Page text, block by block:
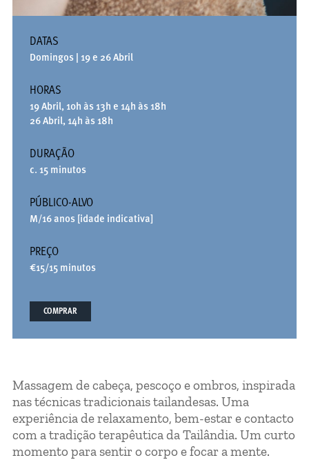
DATAS
Domingos | 19 e 26 Abril
HORAS
19 Abril, 10h às 13h e 14h às 18h
26 Abril, 14h às 18h
DURAÇÃO
c. 15 minutos
PÚBLICO-ALVO
M/16 anos [idade indicativa]
PREÇO
€15/15 minutos
COMPRAR
Massagem de cabeça, pescoço e ombros, inspirada
nas técnicas tradicionais tailandesas. Uma
experiência de relaxamento, bem-estar e contacto
com a tradição terapêutica da Tailândia. Um curto
momento para sentir o corpo e focar a mente.